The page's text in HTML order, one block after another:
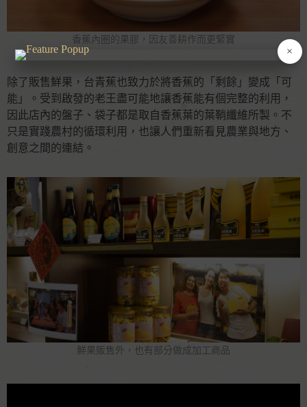
香蕉內圈的果膠，因友善耕作而更緊實
除了販售鮮果，台青蕉也致力於將香蕉的「剩餘」變成「可
能」。受到啟發的老王盡可能地讓香蕉能有個完整的利用，
因此店內的盤子、袋子都是取自香蕉葉的葉鞘纖維所製。不
只是實踐農村的循環利用，也讓人們重新看見農業與地方、
創意之間的連結。
鮮果販售外，也有部分做成加工商品
×